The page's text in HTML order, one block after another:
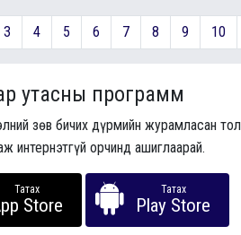
3 4 5 6 7 8 9 10
утасны программ
зөв бичих дүрмийн журамласан
интернэтгүй орчинд ашиглаарай.
Татах
Store
Татах
Play Store